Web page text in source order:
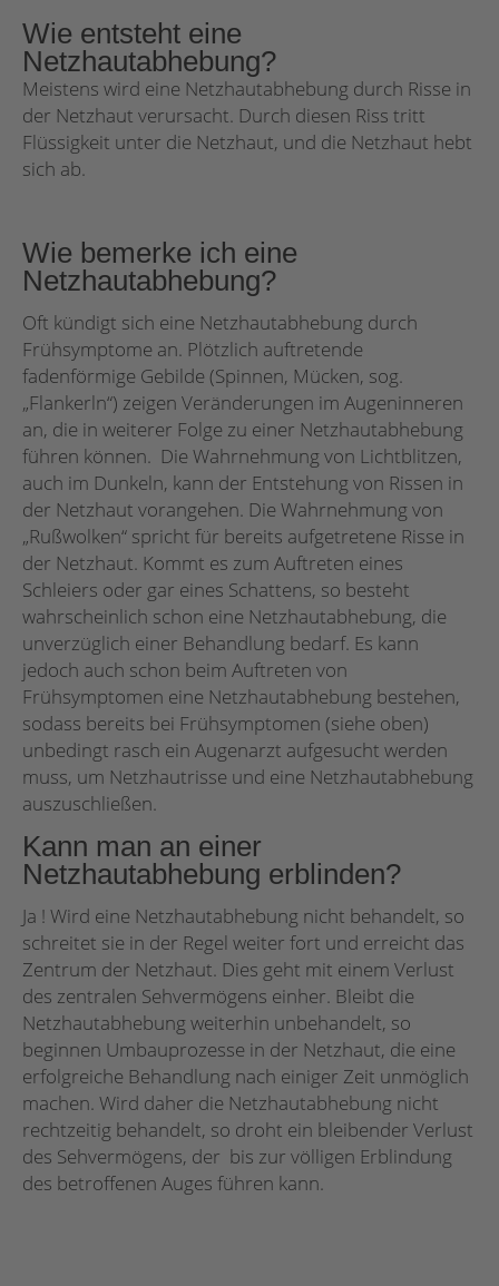
Wie entsteht eine
Netzhautabhebung?
Meistens wird eine Netzhautabhebung durch Risse in
der Netzhaut verursacht. Durch diesen Riss tritt
Flüssigkeit unter die Netzhaut, und die Netzhaut hebt
sich ab.
Wie bemerke ich eine
Netzhautabhebung?
Oft kündigt sich eine Netzhautabhebung durch
Frühsymptome an. Plötzlich auftretende
fadenförmige Gebilde (Spinnen, Mücken, sog.
„Flankerln“) zeigen Veränderungen im Augeninneren
an, die in weiterer Folge zu einer Netzhautabhebung
führen können. Die Wahrnehmung von Lichtblitzen,
auch im Dunkeln, kann der Entstehung von Rissen in
der Netzhaut vorangehen. Die Wahrnehmung von
„Rußwolken“ spricht für bereits aufgetretene Risse in
der Netzhaut. Kommt es zum Auftreten eines
Schleiers oder gar eines Schattens, so besteht
wahrscheinlich schon eine Netzhautabhebung, die
unverzüglich einer Behandlung bedarf. Es kann
jedoch auch schon beim Auftreten von
Frühsymptomen eine Netzhautabhebung bestehen,
sodass bereits bei Frühsymptomen (siehe oben)
unbedingt rasch ein Augenarzt aufgesucht werden
muss, um Netzhautrisse und eine Netzhautabhebung
auszuschließen.
Kann man an einer
Netzhautabhebung erblinden?
Ja ! Wird eine Netzhautabhebung nicht behandelt, so
schreitet sie in der Regel weiter fort und erreicht das
Zentrum der Netzhaut. Dies geht mit einem Verlust
des zentralen Sehvermögens einher. Bleibt die
Netzhautabhebung weiterhin unbehandelt, so
beginnen Umbauprozesse in der Netzhaut, die eine
erfolgreiche Behandlung nach einiger Zeit unmöglich
machen. Wird daher die Netzhautabhebung nicht
rechtzeitig behandelt, so droht ein bleibender Verlust
des Sehvermögens, der bis zur völligen Erblindung
des betroffenen Auges führen kann.